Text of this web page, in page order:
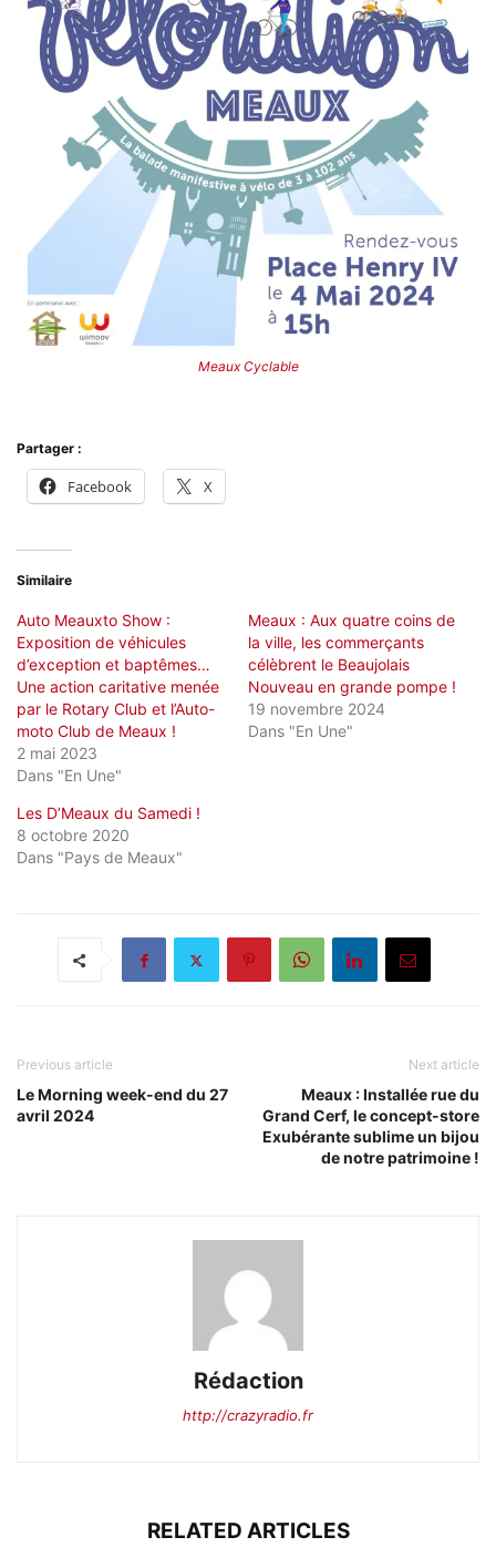
Meaux Cyclable
Partager :
Facebook X
Similaire
Auto Meauxto Show :
Exposition de véhicules
d’exception et baptêmes…
Une action caritative menée
par le Rotary Club et l’Auto-
moto Club de Meaux !
2 mai 2023
Dans "En Une"
Meaux : Aux quatre coins de
la ville, les commerçants
célèbrent le Beaujolais
Nouveau en grande pompe !
19 novembre 2024
Dans "En Une"
Les D’Meaux du Samedi !
8 octobre 2020
Dans "Pays de Meaux"
Previous article
Le Morning week-end du 27
avril 2024
Next article
Meaux : Installée rue du
Grand Cerf, le concept-store
Exubérante sublime un bijou
de notre patrimoine !
Rédaction
http://crazyradio.fr
RELATED ARTICLES